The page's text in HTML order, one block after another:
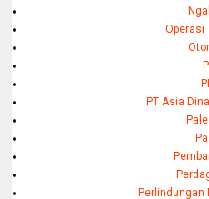
Operasi
PT Asia
Perlindungan